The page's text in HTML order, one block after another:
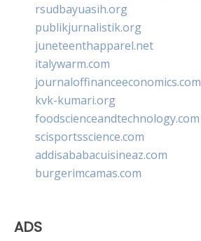
rsudbayuasih.org
publikjurnalistik.org
juneteenthapparel.net
italywarm.com
journaloffinanceeconomics.com
kvk-kumari.org
foodscienceandtechnology.com
scisportsscience.com
addisababacuisineaz.com
burgerimcamas.com
ADS